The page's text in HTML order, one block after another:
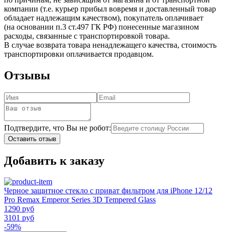
компании (т.е. курьер прибыл вовремя и доставленный товар
обладает надлежащим качеством), покупатель оплачивает
(на основании п.3 ст.497 ГК РФ) понесенные магазином
расходы, связанные с транспортировкой товара.
В случае возврата товара ненадлежащего качества, стоимость
транспортировки оплачивается продавцом.
Отзывы
Подтвердите, что Вы не робот:
Оставить отзыв
Добавить к заказу
Черное защитное стекло с приват фильтром для iPhone 12/12
Pro Remax Emperor Series 3D Tempered Glass
1290 руб
3101 руб
-59%